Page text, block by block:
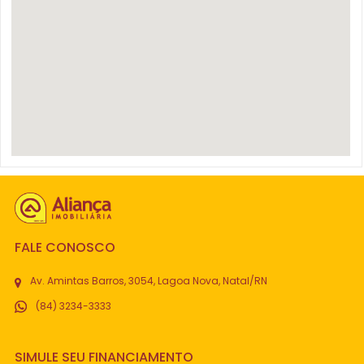
FALE CONOSCO
Av. Amintas Barros, 3054, Lagoa Nova, Natal/RN
(84) 3234-3333
SIMULE SEU FINANCIAMENTO